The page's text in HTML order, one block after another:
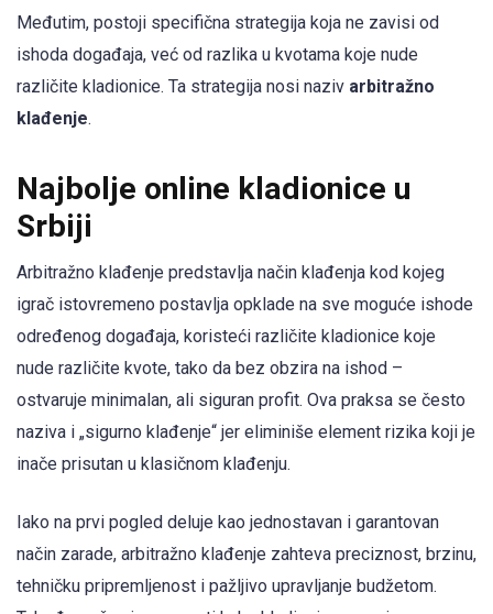
Međutim, postoji specifična strategija koja ne zavisi od
ishoda događaja, već od razlika u kvotama koje nude
različite kladionice. Ta strategija nosi naziv arbitražno
klađenje.
Najbolje online kladionice u
Srbiji
Arbitražno klađenje predstavlja način klađenja kod kojeg
igrač istovremeno postavlja opklade na sve moguće ishode
određenog događaja, koristeći različite kladionice koje
nude različite kvote, tako da bez obzira na ishod –
ostvaruje minimalan, ali siguran profit. Ova praksa se često
naziva i „sigurno klađenje“ jer eliminiše element rizika koji je
inače prisutan u klasičnom klađenju.
Iako na prvi pogled deluje kao jednostavan i garantovan
način zarade, arbitražno klađenje zahteva preciznost, brzinu,
tehničku pripremljenost i pažljivo upravljanje budžetom.